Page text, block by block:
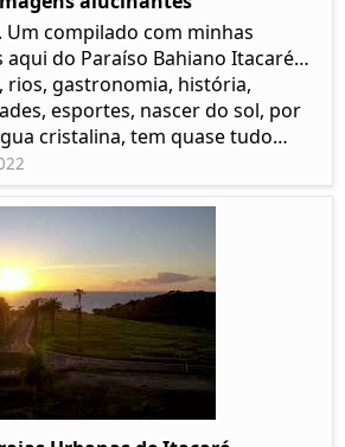
Um compilado com minhas
aqui do Paraíso Bahiano Itacaré…
rios, gastronomia, história,
esportes, nascer do sol, por
cristalina, tem quase tudo…